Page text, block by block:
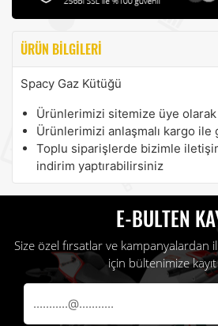
ÜRÜN BILGILERI
Spacy Gaz Kütüğü
Ürünlerimizi sitemize üye olarak
Ürünlerimizi anlaşmalı kargo ile
Toplu siparişlerde bizimle
indirim yaptırabilirsiniz
E-BULTEN
Size özel fırsatlar ve kampanyalardan
için bültenimize